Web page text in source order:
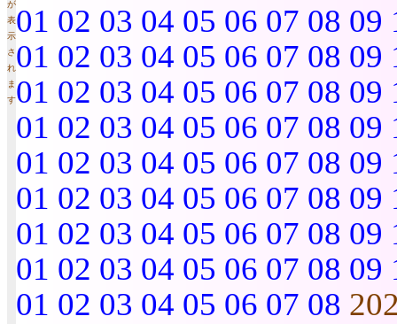
が
表
示
さ
れ
ま
す
01 02 03 04 05 06 07 08 09
01 02 03 04 05 06 07 08 09
01 02 03 04 05 06 07 08 09
01 02 03 04 05 06 07 08 09
01 02 03 04 05 06 07 08 09
01 02 03 04 05 06 07 08 09
01 02 03 04 05 06 07 08 09
01 02 03 04 05 06 07 08 09
01 02 03 04 05 06 07 08